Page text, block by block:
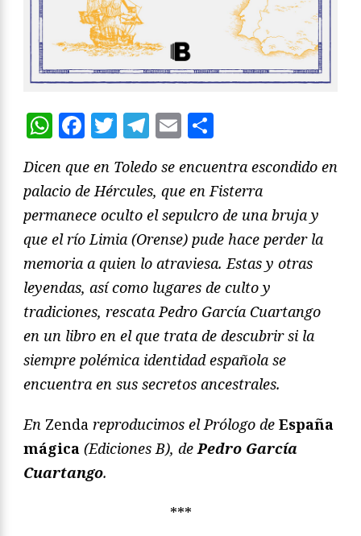
WhatsApp
Facebook
Twitter
Telegram
Email
Dicen que en Toledo se encuentra escondido en
palacio de Hércules, que en Fisterra
permanece oculto el sepulcro de una bruja y
que el río Limia (Orense) pude hace perder la
memoria a quien lo atraviesa. Estas y otras
leyendas, así como lugares de culto y
tradiciones, rescata Pedro García Cuartango
en un libro en el que trata de descubrir si la
siempre polémica identidad española se
encuentra en sus secretos ancestrales.
En Zenda reproducimos el Prólogo de España
mágica (Ediciones B), dePedro García
Cuartango.
***